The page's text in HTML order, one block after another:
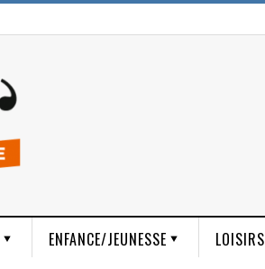
ENFANCE/JEUNESSE LOISIRS